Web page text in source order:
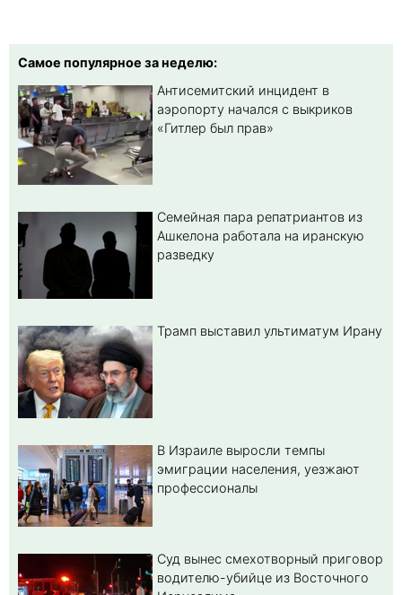
Самое популярное за неделю:
Антисемитский инцидент в
аэропорту начался с выкриков
«Гитлер был прав»
Семейная пара репатриантов из
Ашкелона работала на иранскую
разведку
Трамп выставил ультиматум Ирану
В Израиле выросли темпы
эмиграции населения, уезжают
профессионалы
Суд вынес смехотворный приговор
водителю-убийце из Восточного